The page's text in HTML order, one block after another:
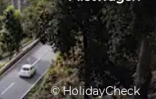
©HolidayCheck